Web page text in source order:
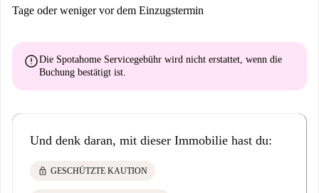
Tage oder weniger vor dem Einzugstermin
errorDie Spotahome Servicegebühr wird nicht erstattet, wenn die
Buchung bestätigt ist.
Und denk daran, mit dieser Immobilie hast du:
lock GESCHÜTZTE KAUTION